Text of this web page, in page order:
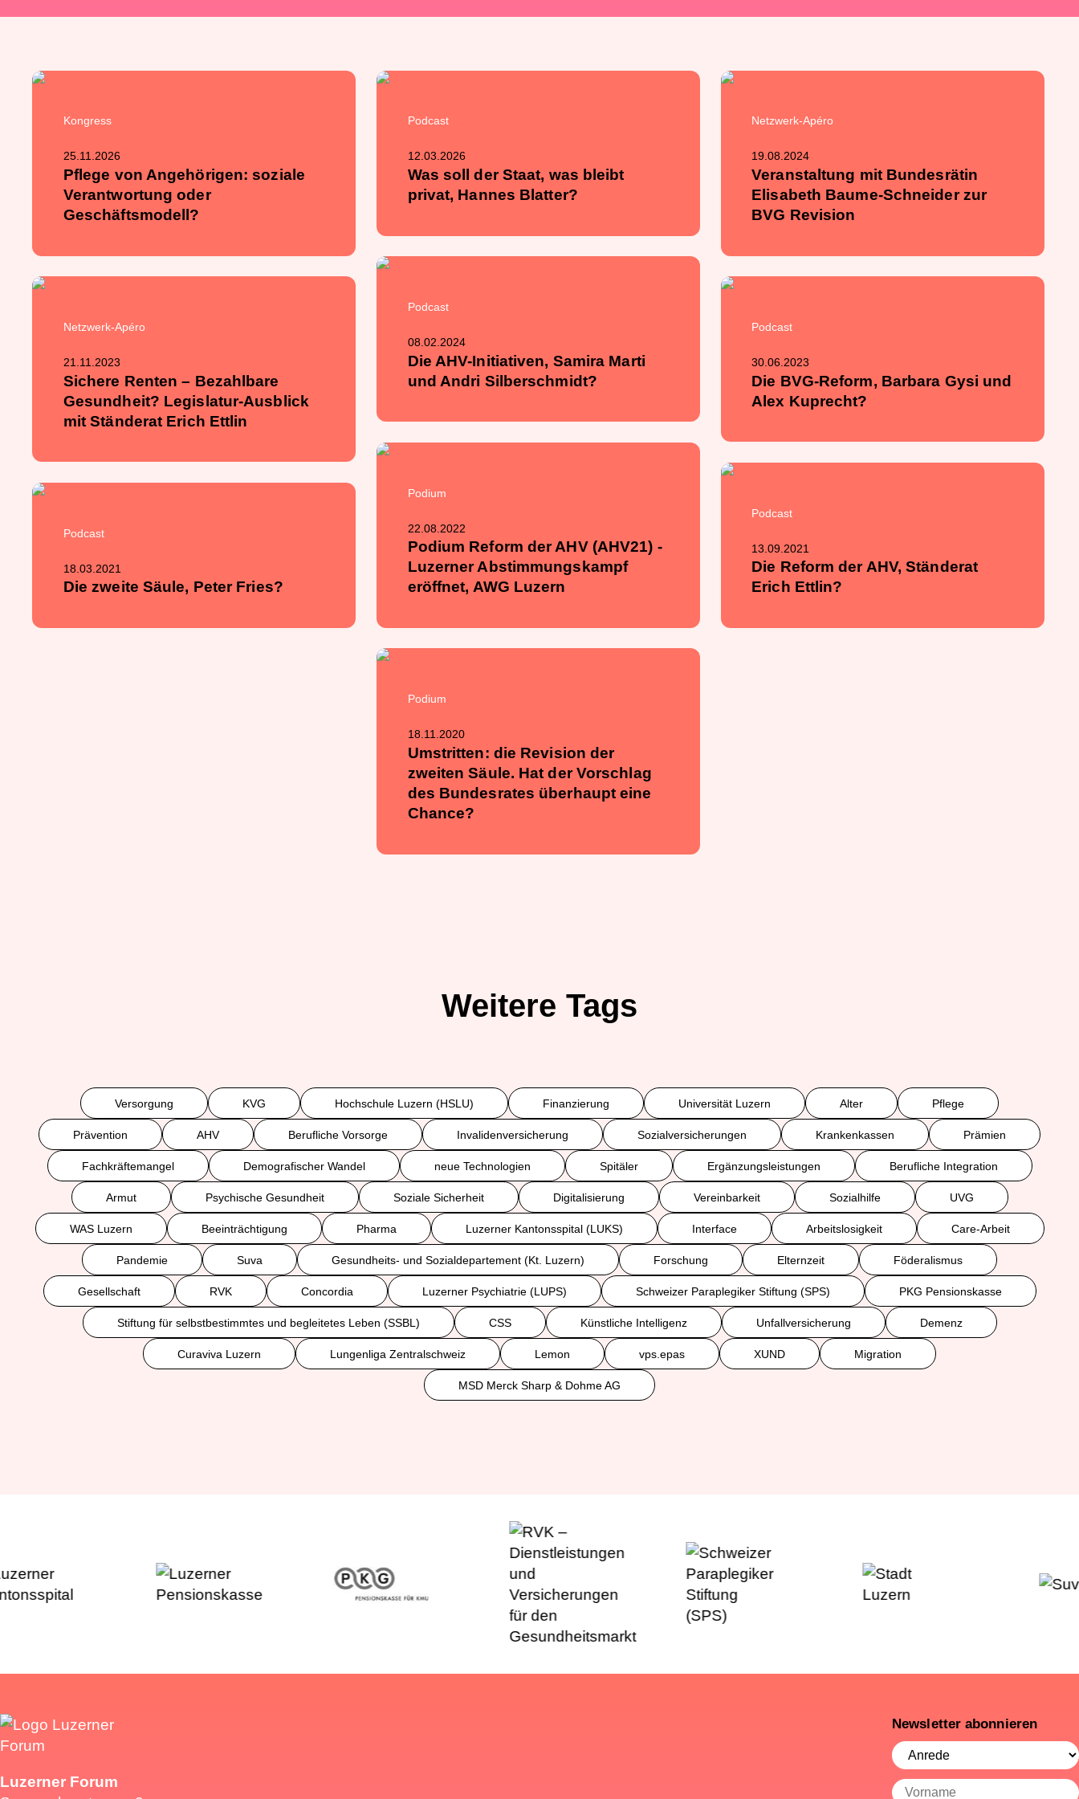
Kongress
25.11.2026
Pflege von Angehörigen: soziale
Verantwortung oder
Geschäftsmodell?
Podcast
12.03.2026
Was soll der Staat, was bleibt
privat, Hannes Blatter?
Netzwerk-Apéro
19.08.2024
Veranstaltung mit Bundesrätin
Elisabeth Baume-Schneider zur
BVG Revision
Podcast
08.02.2024
Die AHV-Initiativen, Samira Marti
und Andri Silberschmidt?
Netzwerk-Apéro
21.11.2023
Sichere Renten – Bezahlbare
Gesundheit? Legislatur-Ausblick
mit Ständerat Erich Ettlin
Podcast
30.06.2023
Die BVG-Reform, Barbara Gysi und
Alex Kuprecht?
Podium
22.08.2022
Podium Reform der AHV (AHV21) -
Luzerner Abstimmungskampf
eröffnet, AWG Luzern
Podcast
13.09.2021
Die Reform der AHV, Ständerat
Erich Ettlin?
Podcast
18.03.2021
Die zweite Säule, Peter Fries?
Podium
18.11.2020
Umstritten: die Revision der
zweiten Säule. Hat der Vorschlag
des Bundesrates überhaupt eine
Chance?
Weitere Tags
Versorgung KVG Hochschule Luzern (HSLU) Finanzierung Universität Luzern Alter Pflege
Prävention AHV Berufliche Vorsorge Invalidenversicherung Sozialversicherungen Krankenkassen Prämien
Fachkräftemangel Demografischer Wandel neue Technologien Spitäler Ergänzungsleistungen Berufliche Integration
Armut Psychische Gesundheit Soziale Sicherheit Digitalisierung Vereinbarkeit Sozialhilfe UVG
WAS Luzern Beeinträchtigung Pharma Luzerner Kantonsspital (LUKS) Interface Arbeitslosigkeit Care-Arbeit
Pandemie Suva Gesundheits- und Sozialdepartement (Kt. Luzern) Forschung Elternzeit Föderalismus
Gesellschaft RVK Concordia Luzerner Psychiatrie (LUPS) Schweizer Paraplegiker Stiftung (SPS) PKG Pensionskasse
Stiftung für selbstbestimmtes und begleitetes Leben (SSBL) CSS Künstliche Intelligenz Unfallversicherung Demenz
Curaviva Luzern Lungenliga Zentralschweiz Lemon vps.epas XUND Migration
MSD Merck Sharp & Dohme AG
Luzerner Forum
Newsletter abonnieren